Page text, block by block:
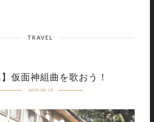
TRAVEL
】仮面神組曲を歌おう！
2019-06-19